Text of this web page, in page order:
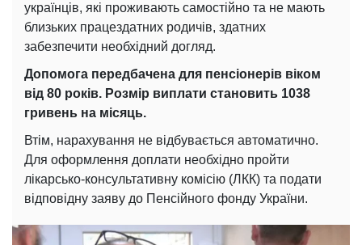
українців, які проживають самостійно та не мають
близьких працездатних родичів, здатних
забезпечити необхідний догляд.
Допомога передбачена для пенсіонерів віком
від 80 років. Розмір виплати становить 1038
гривень на місяць.
Втім, нарахування не відбувається автоматично.
Для оформлення доплати необхідно пройти
лікарсько-консультативну комісію (ЛКК) та подати
відповідну заяву до Пенсійного фонду України.